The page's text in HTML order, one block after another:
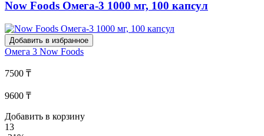
Now Foods Омега-3 1000 мг, 100 капсул
Добавить в избранное
Омега 3 Now Foods
7500 ₸
9600 ₸
Добавить в корзину
13